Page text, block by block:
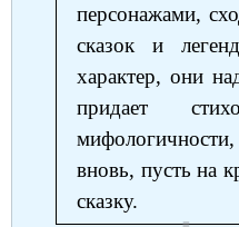
персонажами,
сказок и
характер, они
придает
вновь, пусть на
сказку.